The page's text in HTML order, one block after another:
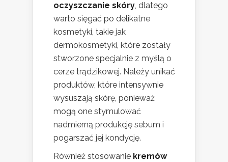
oczyszczanie skóry, dlatego
warto sięgać po delikatne
kosmetyki, takie jak
dermokosmetyki, które zostały
stworzone specjalnie z myślą o
cerze trądzikowej. Należy unikać
produktów, które intensywnie
wysuszają skórę, ponieważ
mogą one stymulować
nadmierną produkcję sebum i
pogarszać jej kondycję.
Również stosowanie kremów